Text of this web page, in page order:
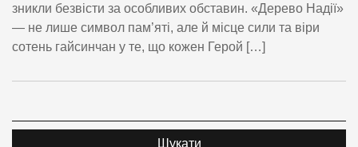
зникли безвісти за особливих обставин. «Дерево Надії»
— не лише символ пам’яті, але й місце сили та віри
сотень гайсинчан у те, що кожен Герой […]